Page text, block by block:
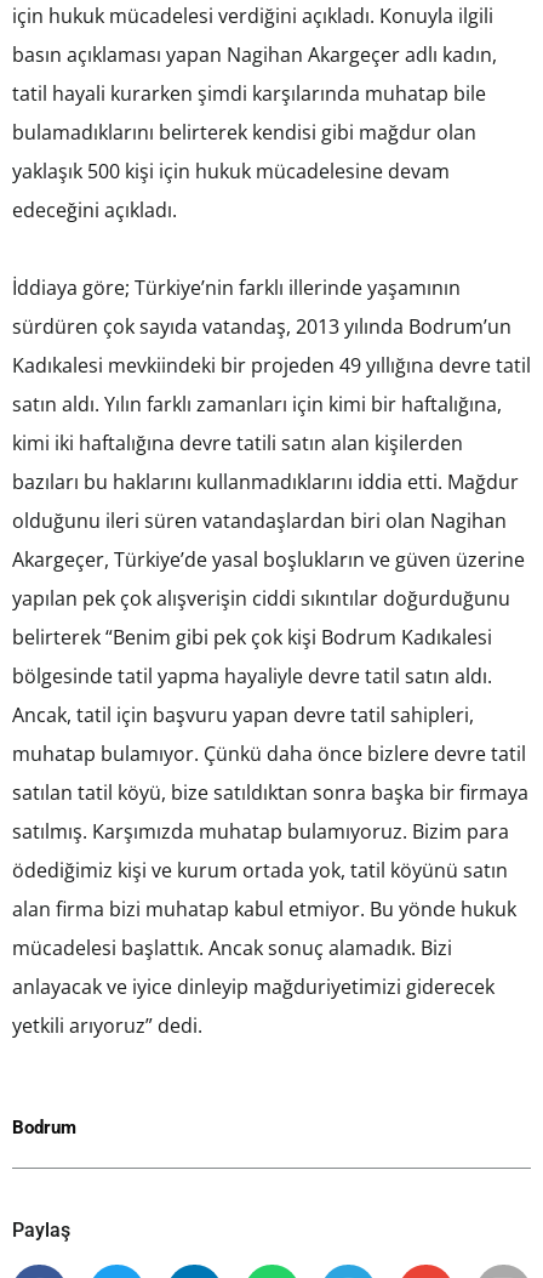
için hukuk mücadelesi verdiğini açıkladı. Konuyla ilgili
basın açıklaması yapan Nagihan Akargeçer adlı kadın,
tatil hayali kurarken şimdi karşılarında muhatap bile
bulamadıklarını belirterek kendisi gibi mağdur olan
yaklaşık 500 kişi için hukuk mücadelesine devam
edeceğini açıkladı.
İddiaya göre; Türkiye’nin farklı illerinde yaşamının
sürdüren çok sayıda vatandaş, 2013 yılında Bodrum’un
Kadıkalesi mevkiindeki bir projeden 49 yıllığına devre tatil
satın aldı. Yılın farklı zamanları için kimi bir haftalığına,
kimi iki haftalığına devre tatili satın alan kişilerden
bazıları bu haklarını kullanmadıklarını iddia etti. Mağdur
olduğunu ileri süren vatandaşlardan biri olan Nagihan
Akargeçer, Türkiye’de yasal boşlukların ve güven üzerine
yapılan pek çok alışverişin ciddi sıkıntılar doğurduğunu
belirterek “Benim gibi pek çok kişi Bodrum Kadıkalesi
bölgesinde tatil yapma hayaliyle devre tatil satın aldı.
Ancak, tatil için başvuru yapan devre tatil sahipleri,
muhatap bulamıyor. Çünkü daha önce bizlere devre tatil
satılan tatil köyü, bize satıldıktan sonra başka bir firmaya
satılmış. Karşımızda muhatap bulamıyoruz. Bizim para
ödediğimiz kişi ve kurum ortada yok, tatil köyünü satın
alan firma bizi muhatap kabul etmiyor. Bu yönde hukuk
mücadelesi başlattık. Ancak sonuç alamadık. Bizi
anlayacak ve iyice dinleyip mağduriyetimizi giderecek
yetkili arıyoruz” dedi.
Bodrum
Paylaş